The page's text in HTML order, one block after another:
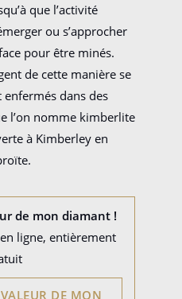
que l’activité
ou s’approcher
pour être minés.
de cette manière se
dans des
l’on nomme kimberlite
à Kimberley en
de mon diamant !
ligne, entièrement
DE MON